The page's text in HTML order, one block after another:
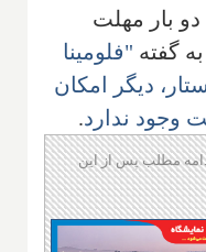
دو بار مهلت
گفته "فلومینا
دیگر امکان
وجود ندارد.
مطلب پس از این